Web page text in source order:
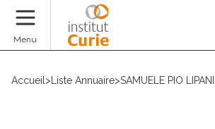
Menu
Accueil > Liste Annuaire>SAMUELE PIO LIPANI